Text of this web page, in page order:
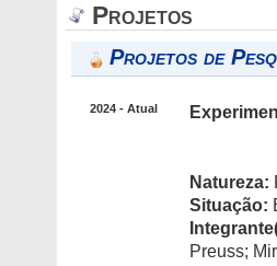
Projetos
Projetos de
2024 - Atual
Natureza:
Situação:
Preuss;